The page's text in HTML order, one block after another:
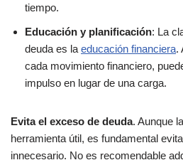
tiempo.
Educación y planificación: La
deuda es la educación financiera.
cada movimiento financiero,
impulso en lugar de una carga.
Evita el exceso de deuda. Aunque
herramienta útil, es fundamental
innecesario. No es recomendable